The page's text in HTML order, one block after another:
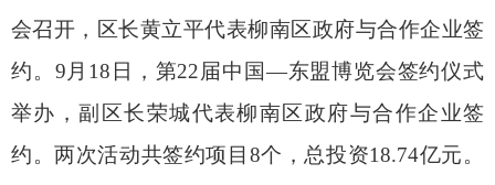
会召开，区长黄立平代表柳南区政府与合作企业签
约。9月18日，第22届中国—东盟博览会签约仪式
举办，副区长荣城代表柳南区政府与合作企业签
约。两次活动共签约项目8个，总投资18.74亿元。